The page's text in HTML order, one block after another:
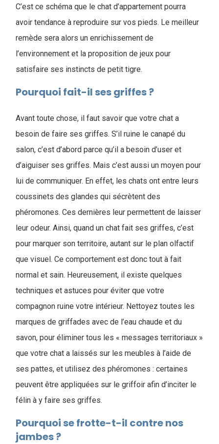
C’est ce schéma que le chat d’appartement pourra
avoir tendance à reproduire sur vos pieds. Le meilleur
remède sera alors un enrichissement de
l’environnement et la proposition de jeux pour
satisfaire ses instincts de petit tigre.
Pourquoi fait-il ses griffes ?
Avant toute chose, il faut savoir que votre chat a
besoin de faire ses griffes. S’il ruine le canapé du
salon, c’est d’abord parce qu’il a besoin d’user et
d’aiguiser ses griffes. Mais c’est aussi un moyen pour
lui de communiquer. En effet, les chats ont entre leurs
coussinets des glandes qui sécrètent des
phéromones. Ces dernières leur permettent de laisser
leur odeur. Ainsi, quand un chat fait ses griffes, c’est
pour marquer son territoire, autant sur le plan olfactif
que visuel. Ce comportement est donc tout à fait
normal et sain. Heureusement, il existe quelques
techniques et astuces pour éviter que votre
compagnon ruine votre intérieur. Nettoyez toutes les
marques de griffades avec de l’eau chaude et du
savon, pour éliminer tous les « messages territoriaux »
que votre chat a laissés sur les meubles à l’aide de
ses pattes, et utilisez des phéromones : certaines
peuvent être appliquées sur le griffoir afin d’inciter le
félin à y faire ses griffes.
Pourquoi se frotte-t-il contre nos
jambes ?